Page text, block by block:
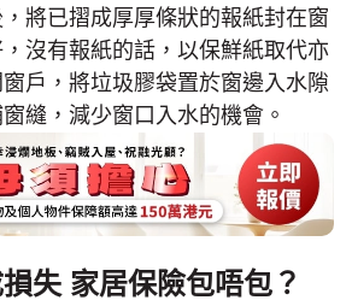
將已摺成厚厚條狀的報紙封在窗
沒有報紙的話，以保鮮紙取代亦
戶，將垃圾膠袋置於窗邊入水隙
縫，減少窗口入水的機會。
失 家居保險包唔包？